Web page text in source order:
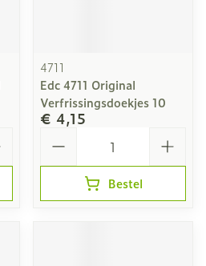
4711
Edc 4711 Original
Verfrissingsdoekjes 10
€ 4,15
Bestel